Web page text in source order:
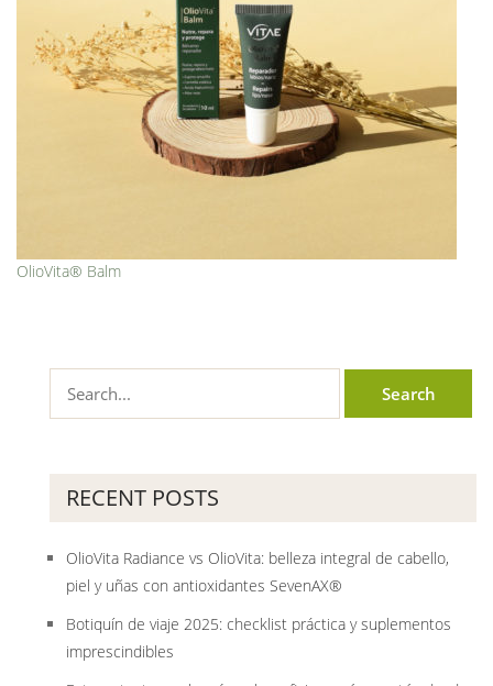
OlioVita® Balm
RECENT POSTS
OlioVita Radiance vs OlioVita: belleza integral de cabello,
piel y uñas con antioxidantes SevenAX®
Botiquín de viaje 2025: checklist práctica y suplementos
imprescindibles